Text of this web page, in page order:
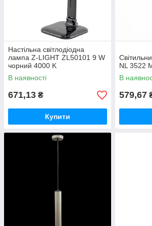
Настільна світлодіодна
лампа Z-LIGHT ZL50101 9 W
чорний 4000 K
В наявності
671,13 ₴
Купити
NL 3522
В
579,67